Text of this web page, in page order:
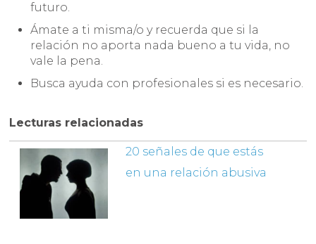
futuro.
Ámate a ti misma/o y recuerda que si la
relación no aporta nada bueno a tu vida, no
vale la pena.
Busca ayuda con profesionales si es necesario.
Lecturas relacionadas
20 señales de que estás
en una relación abusiva